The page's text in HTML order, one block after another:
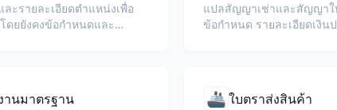
ะรายละเอียดตำแหน่งเพื่อ
ดยยังคงข้อกำหนดและ
แปลสัญญาเช่าและสัญญาใ
ข้อกำหนด รายละเอียดเงิ
นมาตรฐาน 🚢ใบตราส่งสินค้า